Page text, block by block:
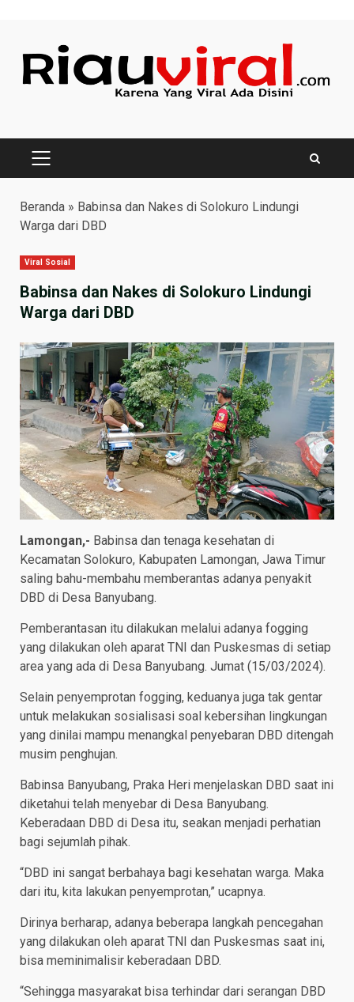
content
PRIMARY
Beranda » Babinsa dan Nakes di Solokuro Lindungi
Warga dari DBD
Viral Sosial
Babinsa dan Nakes di Solokuro Lindungi
Warga dari DBD
Lamongan,- Babinsa dan tenaga kesehatan di
Kecamatan Solokuro, Kabupaten Lamongan, Jawa Timur
saling bahu-membahu memberantas adanya penyakit
DBD di Desa Banyubang.
Pemberantasan itu dilakukan melalui adanya fogging
yang dilakukan oleh aparat TNI dan Puskesmas di setiap
area yang ada di Desa Banyubang. Jumat (15/03/2024).
Selain penyemprotan fogging, keduanya juga tak gentar
untuk melakukan sosialisasi soal kebersihan lingkungan
yang dinilai mampu menangkal penyebaran DBD ditengah
musim penghujan.
Babinsa Banyubang, Praka Heri menjelaskan DBD saat ini
diketahui telah menyebar di Desa Banyubang.
Keberadaan DBD di Desa itu, seakan menjadi perhatian
bagi sejumlah pihak.
“DBD ini sangat berbahaya bagi kesehatan warga. Maka
dari itu, kita lakukan penyemprotan,” ucapnya.
Dirinya berharap, adanya beberapa langkah pencegahan
yang dilakukan oleh aparat TNI dan Puskesmas saat ini,
bisa meminimalisir keberadaan DBD.
“Sehingga masyarakat bisa terhindar dari serangan DBD